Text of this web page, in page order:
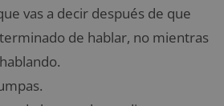
vas a decir después de que
de hablar, no mientras